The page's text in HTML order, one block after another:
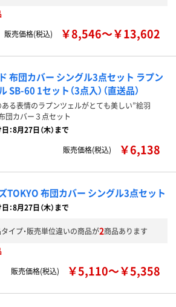
販売価格(税込)
￥8,546～￥13,602
布団カバー シングル3点セット ラプン
SB-60 1セット（3点入）（直送品）
ある表情のラプンツェルがとても美しい”絵羽
団カバー３点セット
：8月27日（木）まで
販売価格(税込)
￥6,138
TOKYO 布団カバー シングル3点セット
：8月27日（木）まで
イプ・販売単位違いの商品が2商品あります
販売価格(税込)
￥5,110～￥5,358